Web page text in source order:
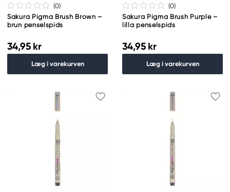
(0)
Sakura Pigma Brush Brown –
brun penselspids
34,95 kr
Læg i varekurven
(0)
Sakura Pigma Brush Purple –
lilla penselspids
34,95 kr
Læg i varekurven